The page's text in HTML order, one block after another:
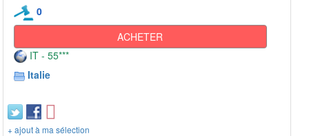
0
ACHETER
IT - 55***
Italie
+ ajout à ma sélection